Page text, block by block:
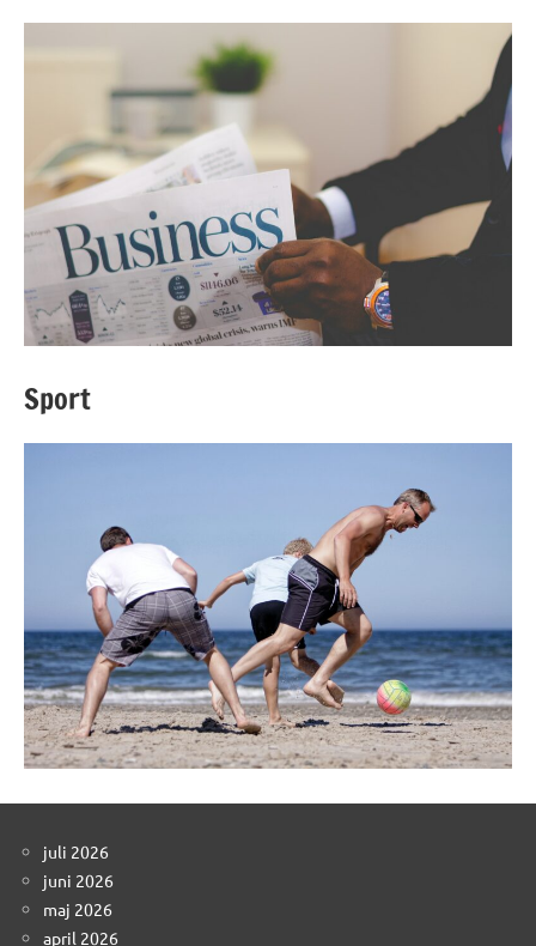
Sport
juli 2026
juni 2026
maj 2026
april 2026